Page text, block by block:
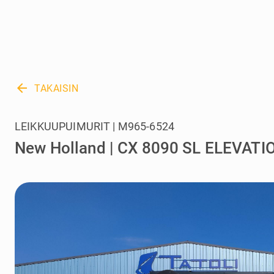
arrow_back TAKAISIN
New Holland | CX 8090 SL
LEIKKUUPUIMURIT | M965-6524